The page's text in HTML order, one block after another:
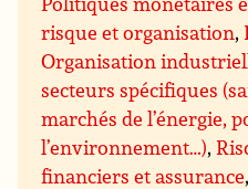
risque et organisation,
Organisation
secteurs spécifiques
marchés de l’énergie,
l’environnement…),
financiers et assurance,